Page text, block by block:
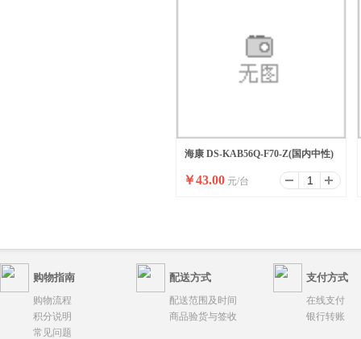
海康 DS-KAB56Q-F70-Z(国内中性)
￥43.00 元/台
购物指南 配送方式 支付方式
购物流程
积分说明
常见问题
配送范围及时间
商品验货与签收
在线支付
银行转账